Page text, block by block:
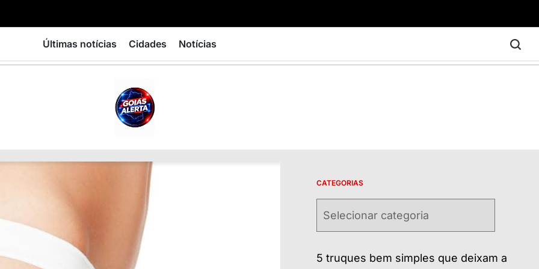
Últimas notícias Cidades Notícias
ALERTA
CATEGORIAS
5 truques bem simples que deixam a